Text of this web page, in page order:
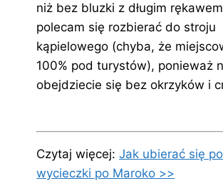
niż bez bluzki z długim
polecam się rozbierać do stroju
kąpielowego (chyba, że
100% pod turystów), ponieważ
obejdziecie się bez okrzyków i
Czytaj więcej:Jak ubierać się
wycieczki po Maroko >>